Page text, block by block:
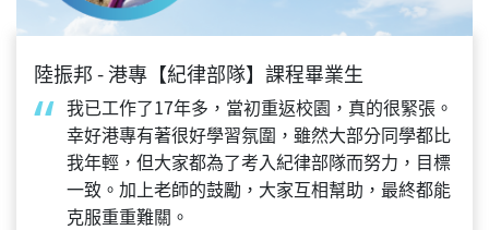
陸振邦 - 港專【紀律部隊】課程畢業生
我已工作了17年多，當初重返校園，真的很緊張。
幸好港專有著很好學習氛圍，雖然大部分同學都比
我年輕，但大家都為了考入紀律部隊而努力，目標
一致。加上老師的鼓勵，大家互相幫助，最終都能
克服重重難關。